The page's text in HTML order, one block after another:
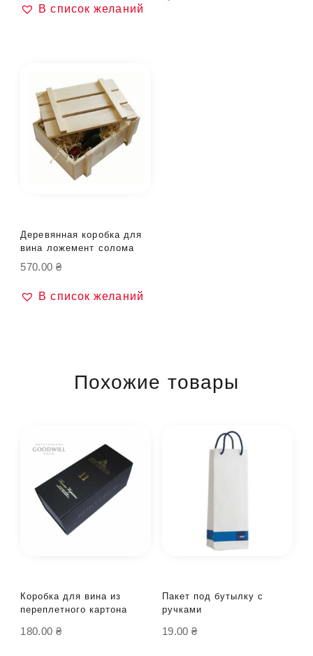
В список желаний
Деревянная коробка для
вина ложемент солома
570.00 ₴
В список желаний
Похожие товары
Коробка для вина из
переплетного картона
180.00 ₴
Пакет под бутылку с
ручками
19.00₴